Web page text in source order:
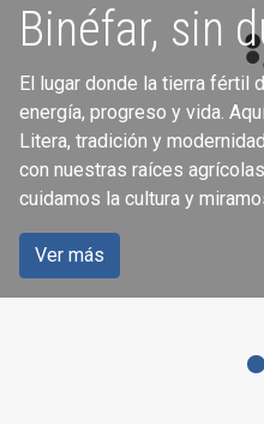
Binéfar, sin
El lugar donde la tierra fértil
energía, progreso y vida.
Litera, tradición y
con nuestras raíces
cuidamos la cultura y
Ver más
Servicios
ciudadanía
Accede a los servicios que
página web del
Ver más